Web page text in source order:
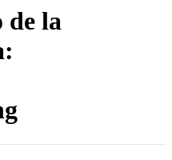
de la